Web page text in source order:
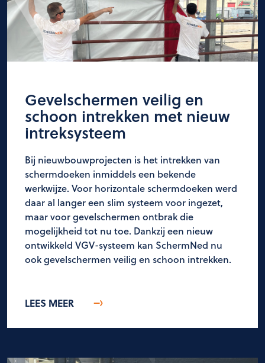
Gevelschermen veilig en
schoon intrekken met nieuw
intreksysteem
Bij nieuwbouwprojecten is het intrekken van
schermdoeken inmiddels een bekende
werkwijze. Voor horizontale schermdoeken werd
daar al langer een slim systeem voor ingezet,
maar voor gevelschermen ontbrak die
mogelijkheid tot nu toe. Dankzij een nieuw
ontwikkeld VGV-systeem kan SchermNed nu
ook gevelschermen veilig en schoon intrekken.
LEES MEER